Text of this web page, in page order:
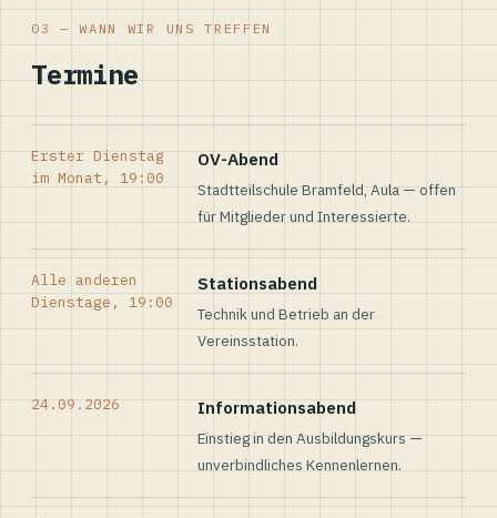
03 — WANN WIR UNS TREFFEN
Termine
Erster Dienstag
im Monat, 19:00
OV-Abend
Stadtteilschule Bramfeld, Aula — offen
für Mitglieder und Interessierte.
Alle anderen
Dienstage, 19:00
Stationsabend
Technik und Betrieb an der
Vereinsstation.
24.09.2026 Informationsabend
Einstieg in den Ausbildungskurs —
unverbindliches Kennenlernen.